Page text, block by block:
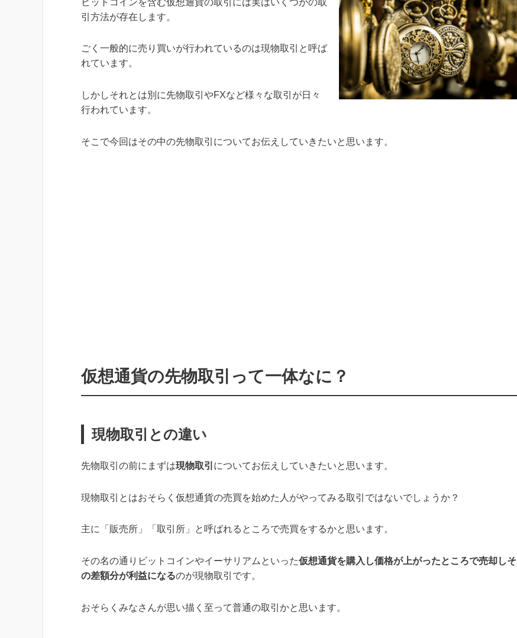
引方法が存在します。
ごく一般的に売り買いが行われているのは現物取引と呼ば
れています。
しかしそれとは別に先物取引やFXなど様々な取引が日々
行われています。
そこで今回はその中の先物取引についてお伝えしていきたいと思います。
仮想通貨の先物取引って一体なに？
現物取引との違い
先物取引の前にまずは現物取引 についてお伝えしていきたいと思います。
現物取引とはおそらく仮想通貨の売買を始めた人がやってみる取引ではないでしょうか？
主に「販売所」「取引所」と呼ばれるところで売買をするかと思います。
その名の通りビットコインやイーサリアムといった仮想通貨を購入し価格が上がったところで売却しそ
の差額分が利益になるのが現物取引です。
おそらくみなさんが思い描く至って普通の取引かと思います。